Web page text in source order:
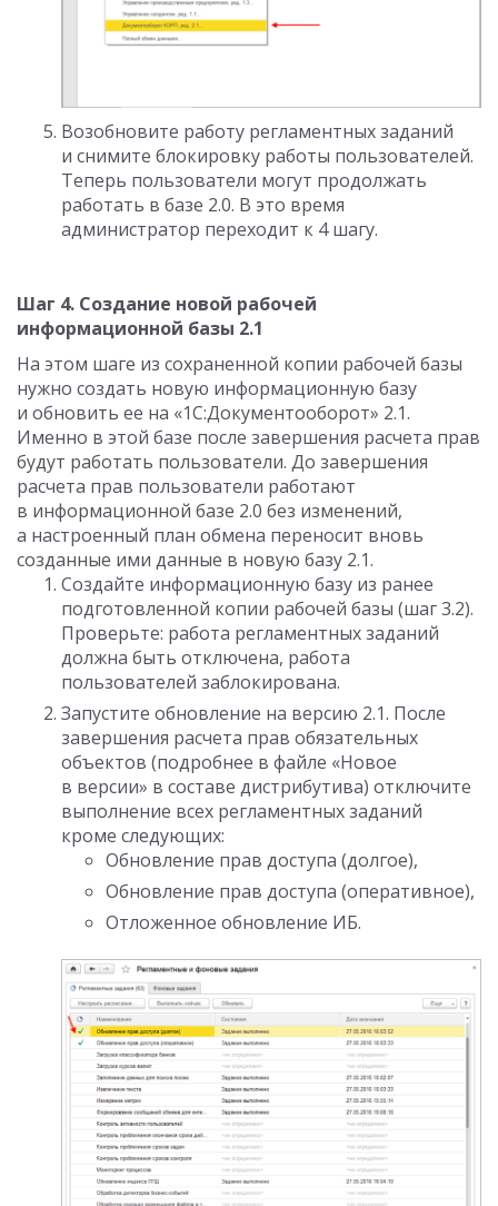
Возобновите работу регламентных заданий
и снимите блокировку работы пользователей.
Теперь пользователи могут продолжать
работать в базе 2.0. В это время
администратор переходит к 4 шагу.
Шаг 4. Создание новой рабочей
информационной базы 2.1
На этом шаге из сохраненной копии рабочей базы
нужно создать новую информационную базу
и обновить ее на «1С:Документооборот» 2.1.
Именно в этой базе после завершения расчета прав
будут работать пользователи. До завершения
расчета прав пользователи работают
в информационной базе 2.0 без изменений,
а настроенный план обмена переносит вновь
созданные ими данные в новую базу 2.1.
Создайте информационную базу из ранее
подготовленной копии рабочей базы (шаг 3.2).
Проверьте: работа регламентных заданий
должна быть отключена, работа
пользователей заблокирована.
Запустите обновление на версию 2.1. После
завершения расчета прав обязательных
объектов (подробнее в файле «Новое
в версии» в составе дистрибутива) отключите
выполнение всех регламентных заданий
кроме следующих:
Обновление прав доступа (долгое),
Обновление прав доступа (оперативное),
Отложенное обновление ИБ.